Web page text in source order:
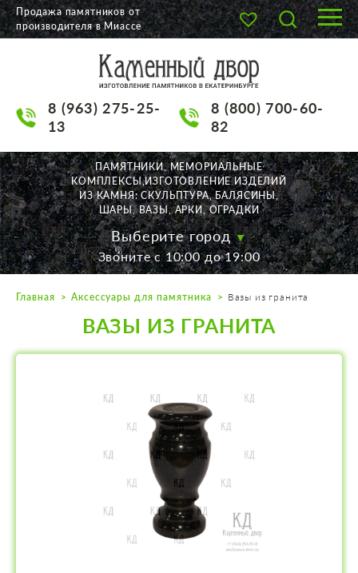
О КОМПАНИИ
НАШИ РАБОТЫ
АКЦИИ
ДОСТАВКА
КОНТАКТЫ
K2532513@yandex.ru
Пн. — Пт. с 10:00 до 19:00
Воскресенье по договор.
Продажа памятников от
производителя в Миассе
8 (963) 275-25-
13
8 (800) 700-60-
82
ПАМЯТНИКИ, МЕМОРИАЛЬНЫЕ
КОМПЛЕКСЫ,ИЗГОТОВЛЕНИЕ ИЗДЕЛИЙ
ИЗ КАМНЯ: СКУЛЬПТУРА, БАЛЯСИНЫ,
ШАРЫ, ВАЗЫ, АРКИ, ОГРАДКИ
Выберите город
Звоните с 10:00 до 19:00
Главная Аксессуары для памятника Вазы из гранита
ВАЗЫ ИЗ ГРАНИТА